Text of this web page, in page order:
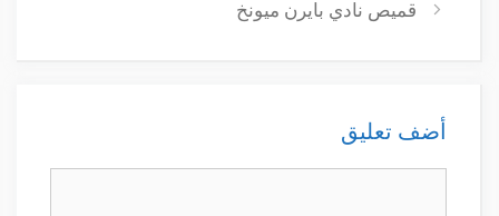
قميص نادي بايرن ميونخ
أضف تعليق